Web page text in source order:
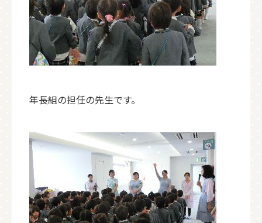
年長組の担任の先生です。